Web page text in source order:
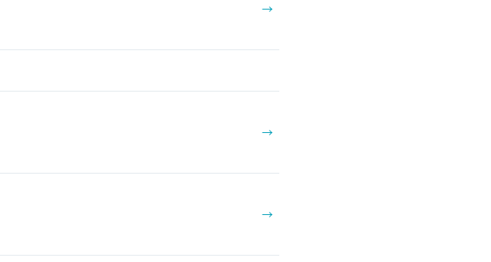
→
→
→